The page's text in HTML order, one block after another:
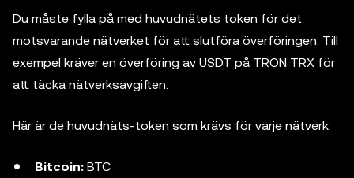
Du måste fylla på med huvudnätets token för det
motsvarande nätverket för att slutföra överföringen. Till
exempel kräver en överföring av USDT på TRON TRX för
att täcka nätverksavgiften.
Här är de huvudnäts-token som krävs för varje nätverk:
Bitcoin: BTC